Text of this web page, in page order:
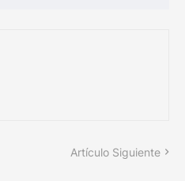
Artículo Siguiente